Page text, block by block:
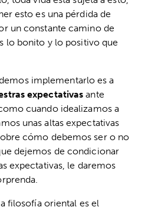
esto es una pérdida de
un constante camino de
lo bonito y lo positivo que
implementarlo es a
expectativas ante
cuando idealizamos a
unas altas expectativas
cómo debemos ser o no
dejemos de condicionar
expectativas, le daremos
filosofía oriental es el